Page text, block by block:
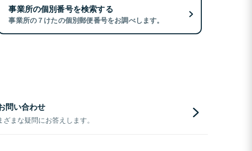
事業所の個別番号を検索する
事業所の７けたの個別郵便番号をお調べします。
問い合わせ
まな疑問にお答えします。